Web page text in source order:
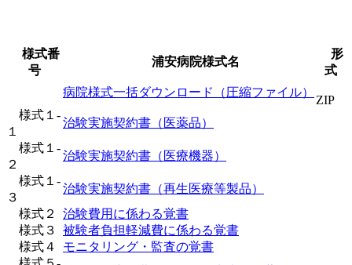
様式番
号
浦安病院様式名
形
式
病院様式一括ダウンロード（圧縮ファイル）
ZIP
様式１-
１
治験実施契約書（医薬品）
様式１-
２
治験実施契約書（医療機器）
様式１-
３
治験実施契約書（再生医療等製品）
様式２
治験費用に係わる覚書
様式３
被験者負担軽減費に係わる覚書
様式４
モニタリング・監査の覚書